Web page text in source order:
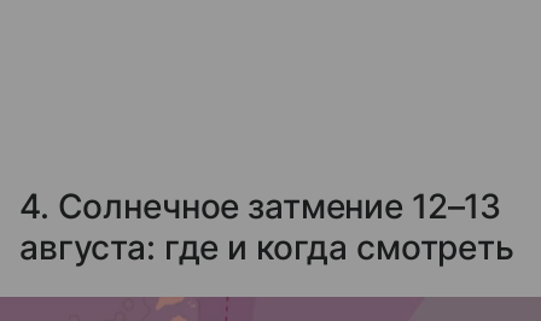
4. Солнечное затмение 12–13
августа: где и когда смотреть